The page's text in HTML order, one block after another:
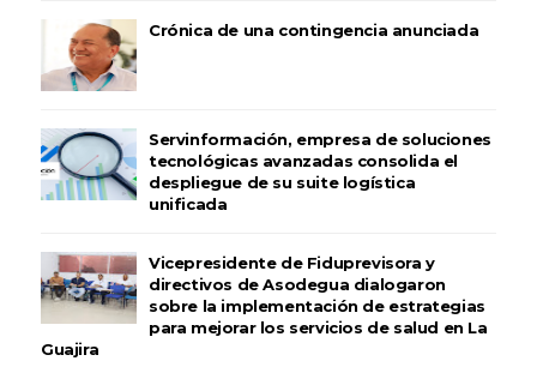
Crónica de una contingencia anunciada
Servinformación, empresa de soluciones
tecnológicas avanzadas consolida el
despliegue de su suite logística
unificada
Vicepresidente de Fiduprevisora y
directivos de Asodegua dialogaron
sobre la implementación de estrategias
para mejorar los servicios de salud en La
Guajira